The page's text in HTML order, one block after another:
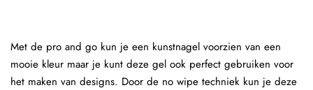
Met de pro and go kun je een kunstnagel voorzien van een
mooie kleur maar je kunt deze gel ook perfect gebruiken voor
het maken van designs. Door de no wipe techniek kun je deze